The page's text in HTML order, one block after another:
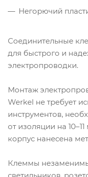
Негорючий
Соединительные
для быстрого и
электропроводки.
Монтаж
Werkel не требует
инструментов,
от изоляции на
корпус нанесена
Клеммы